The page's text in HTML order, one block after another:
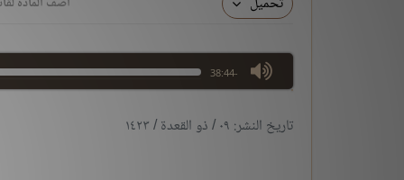
-38:44
max volume
تاريخ النشر: ٠٩ / ذو القعدة / ١٤٢٣